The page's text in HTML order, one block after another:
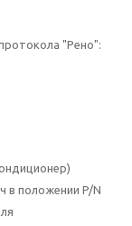
"Рено":
в положении P/N